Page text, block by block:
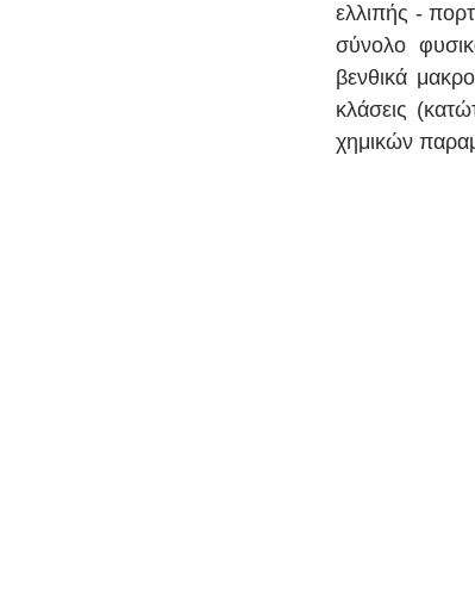
ελλιπής -
σύνολο
βενθικά
κλάσεις
χημικών